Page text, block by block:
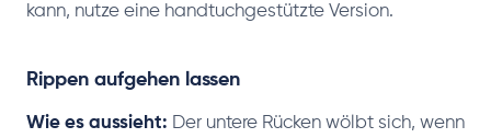
kann, nutze eine handtuchgestützte Version.
Rippen aufgehen lassen
Wie es aussieht: Der untere Rücken wölbt sich, wenn